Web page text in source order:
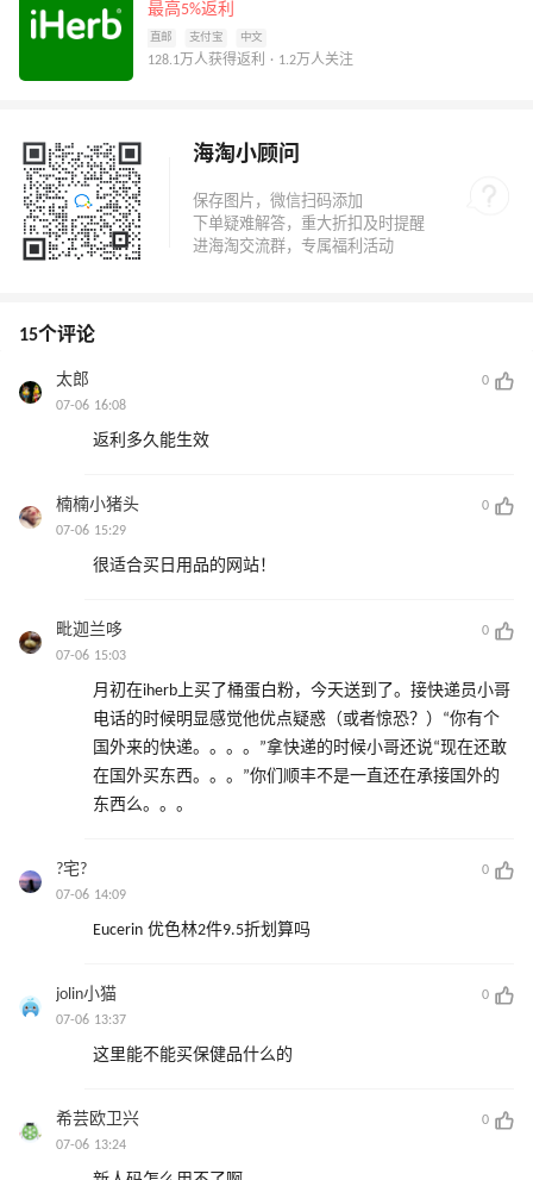
最高5%返利
直邮 支付宝 中文
128.1万人获得返利 · 1.2万人关注
海淘小顾问
15个评论
太郎
0
07-06 16:08
返利多久能生效
楠楠小猪头
0
07-06 15:29
很适合买日用品的网站！
毗迦兰哆
0
07-06 15:03
月初在iherb上买了桶蛋白粉，今天送到了。接快递员小哥
电话的时候明显感觉他优点疑惑（或者惊恐？）“你有个
国外来的快递。。。。”拿快递的时候小哥还说“现在还敢
在国外买东西。。。”你们顺丰不是一直还在承接国外的
东西么。。。 ​
?宅?
0
07-06 14:09
Eucerin 优色林2件9.5折划算吗
jolin小猫
0
07-06 13:37
这里能不能买保健品什么的
希芸欧卫兴
0
07-06 13:24